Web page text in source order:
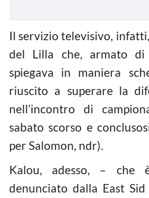
Il servizio televisivo,
del Lilla che, armato di
spiegava in maniera
riuscito a superare la
nell’incontro di
sabato scorso e
per Salomon, ndr).
Kalou, adesso, – che
denunciato dalla East